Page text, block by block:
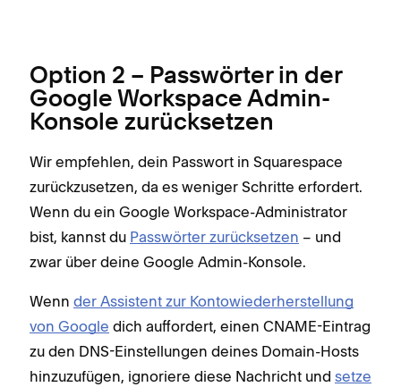
Option 2 – Passwörter in der
Google Workspace Admin-
Konsole zurücksetzen
Wir empfehlen, dein Passwort in Squarespace
zurückzusetzen, da es weniger Schritte erfordert.
Wenn du ein Google Workspace-Administrator
bist, kannst du Passwörter zurücksetzen – und
zwar über deine Google Admin-Konsole.
Wenn der Assistent zur Kontowiederherstellung
von Google dich auffordert, einen CNAME-Eintrag
zu den DNS-Einstellungen deines Domain-Hosts
hinzuzufügen, ignoriere diese Nachricht und setze